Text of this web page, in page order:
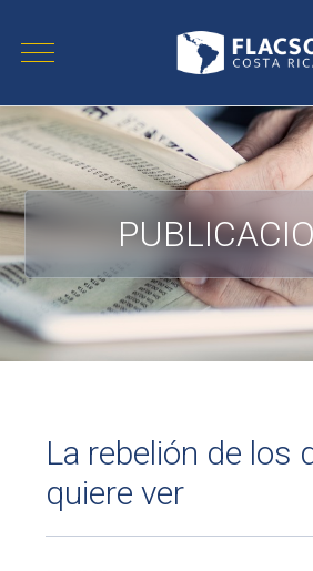
La rebelión de los
quiere ver